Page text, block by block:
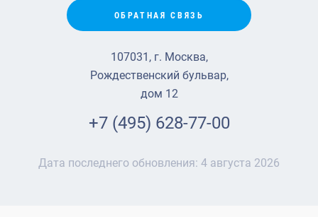
ОБРАТНАЯ СВЯЗЬ
107031, г. Москва,
Рождественский бульвар,
дом 12
+7 (495) 628-77-00
Дата последнего обновления: 4 августа 2026